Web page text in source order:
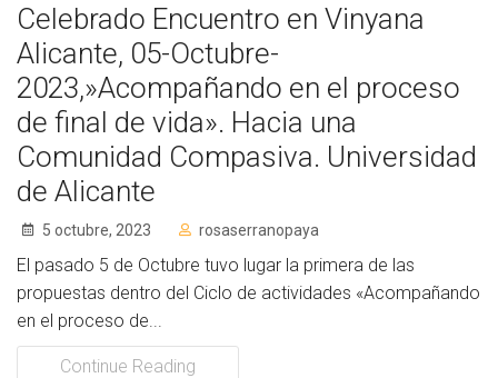
Celebrado Encuentro en Vinyana
Alicante, 05-Octubre-
2023,»Acompañando en el proceso
de final de vida». Hacia una
Comunidad Compasiva. Universidad
de Alicante
5 octubre, 2023 rosaserranopaya
El pasado 5 de Octubre tuvo lugar la primera de las
propuestas dentro del Ciclo de actividades «Acompañando
en el proceso de...
Continue Reading